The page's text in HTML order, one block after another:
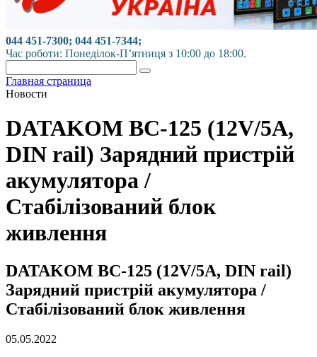
044 451-7300; 044 451-7344;
Час роботи: Понеділок-П’ятниця з 10:00 до 18:00.
Главная страница
Новости
DATAKOM BC-125 (12V/5A,
DIN rail) Зарядний пристрій
акумулятора /
Стабілізований блок
живлення
DATAKOM BC-125 (12V/5A, DIN rail)
Зарядний пристрій акумулятора /
Стабілізований блок живлення
05.05.2022